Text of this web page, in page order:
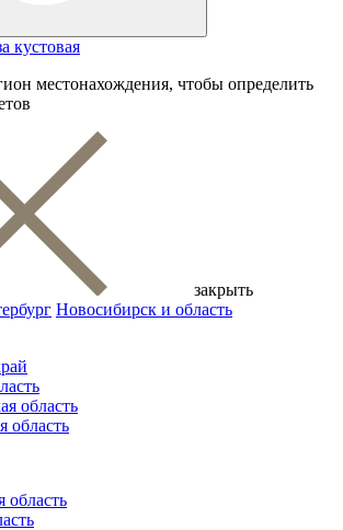
кустовая
местонахождения, чтобы определить
закрыть
Новосибирск и область
область
область
область